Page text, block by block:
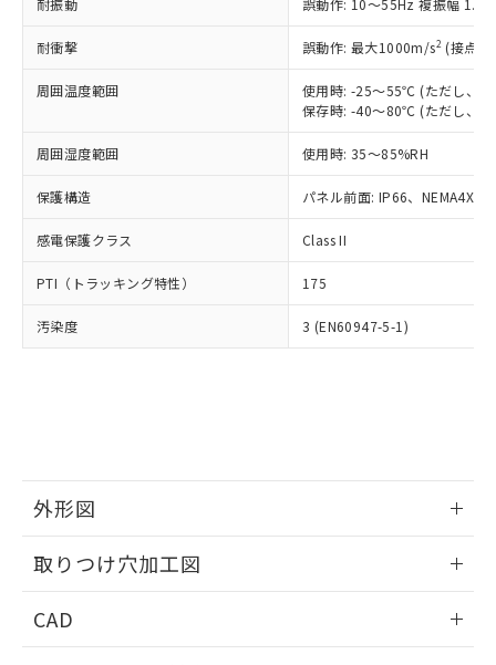
耐振動 誤動作: 10～55Hz 複振幅
耐衝撃 誤動作: 最大1000m/s2 (接点
周囲温度範囲
使用時: -25～55℃ (ただし、氷
保存時: -40～80℃ (ただし、氷
周囲湿度範囲 使用時: 35～85%RH
保護構造 パネル前面: IP66、NEMA4X,
感電保護クラス Class II
PTI（トラッキング特性） 175
汚染度 3 (EN60947-5-1)
外形図
取りつけ穴加工図
CAD
正式な納期状況および標準価格はお客
様のお取引先、またはお客様担当のオ
ムロン制御機器販売店・当社販売員に
オムロン制御機器販売店や当社販売拠
販売ネットワーク
」をご確認
在庫状況および標準価格結果を当社の
事前の承諾なく第三者に漏洩または開
示しないようお願いします。
マイパーツ機能（部品リスト作成サー
ビス）をご利用いただくには、I-Web
メンバーズにご登録されている必要が
お客様が当ウェブサイト上で当社にご
指します。
但し、RoHS指令で産業用監視および制御機器に対する
適用除外項目は除く。
フタル酸エステル類の４物質については閾値を超える意
図的な使用がないことを確認しています。
部品在庫の切り替え状況などにより、予定
月が前後することがあります。
※3 非含有証明書ダウンロード
51物質の非含有証明書（当社基準）
※本証明書は発行日時点で非含有を証明す
るもので、過去に遡って非含有を証明する
ものではありません。
また、RoHS指令のフタル酸エステル類４
欄に対応日を記載しておりました。
DBP(フタル酸ジブチル) : 1000ppm、 DIBP(フタル酸ジ
イソブチル) : 1000ppm、 BBP(フタル酸ブチルベンジ
DEHP(フタル酸ビス(2-エチルヘキシル)) : 1000ppm
準値以下であることを示します。
「10」：通常の使用状況下において有害物
質が外部に漏えいし、環境に深刻な影響を
及ぼさない年数を意味します。
「－」：未確認です。当社販売部門へお問
全に破砕するなど、違法に輸出されな
いよう必要な手段を講じます。
当社は貴社製品を、核兵器、ミサイ
ル、化学兵器、生物兵器またはその他
武器並びにこれらの製造装置等に一切
当社は、貴社製品を第三者に販売する
場合は、上記1、2および3の内容を当
該第三者に通知します。また当社は、
販売先および販売に係わる関係者が違
法に輸出するおそれがある場合は、取
り引きをいたしません。
一定数には満たないが在庫あり
－
在庫なし(最新の在庫状況につ
いては、お客様のお取引先、ま
たはお客様担当のオムロン制御
機器販売店・当社販売員にご確
空
受注生産機種、また在庫状況の
情報を公開していない機種